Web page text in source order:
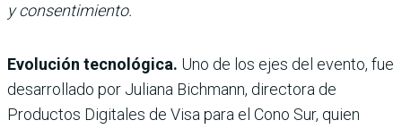
y consentimiento.
Evolución tecnológica. Uno de los ejes del evento, fue
desarrollado por Juliana Bichmann, directora de
Productos Digitales de Visa para el Cono Sur, quien